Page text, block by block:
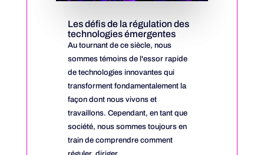
Les défis de la régulation des
technologies émergentes
Au tournant de ce siècle, nous
sommes témoins de l'essor rapide
de technologies innovantes qui
transforment fondamentalement la
façon dont nous vivons et
travaillons. Cependant, en tant que
société, nous sommes toujours en
train de comprendre comment